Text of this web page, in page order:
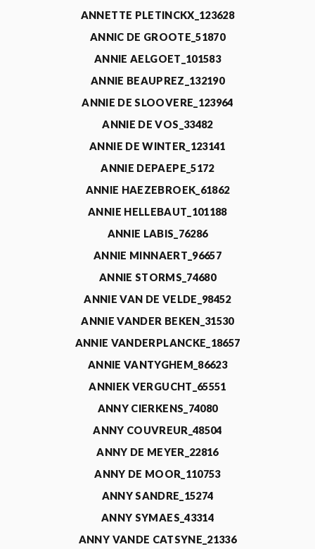
ANNETTE PLETINCKX_123628
ANNIC DE GROOTE_51870
ANNIE AELGOET_101583
ANNIE BEAUPREZ_132190
ANNIE DE SLOOVERE_123964
ANNIE DE VOS_33482
ANNIE DE WINTER_123141
ANNIE DEPAEPE_5172
ANNIE HAEZEBROEK_61862
ANNIE HELLEBAUT_101188
ANNIE LABIS_76286
ANNIE MINNAERT_96657
ANNIE STORMS_74680
ANNIE VAN DE VELDE_98452
ANNIE VANDER BEKEN_31530
ANNIE VANDERPLANCKE_18657
ANNIE VANTYGHEM_86623
ANNIEK VERGUCHT_65551
ANNY CIERKENS_74080
ANNY COUVREUR_48504
ANNY DE MEYER_22816
ANNY DE MOOR_110753
ANNY SANDRE_15274
ANNY SYMAES_43314
ANNY VANDE CATSYNE_21336